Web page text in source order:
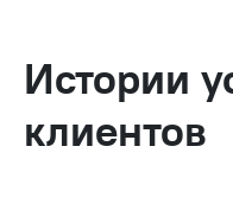
Истории
клиентов